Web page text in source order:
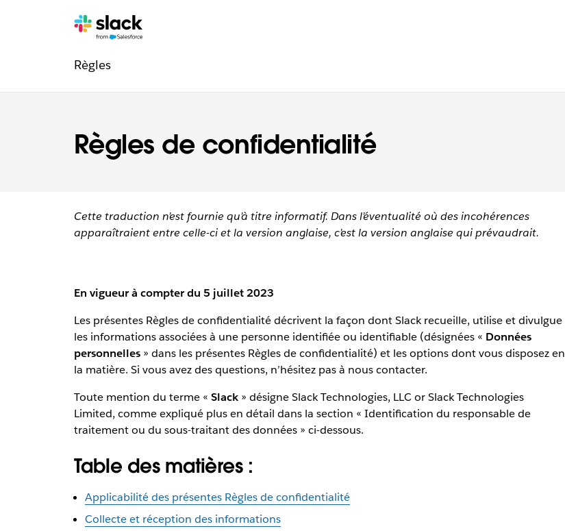
Règles de confidentialité
Pages
Règlessupplémentaires
Cette traduction n’est fournie qu’à titre informatif. Dans l’éventualité où des incohérences
apparaîtraient entre celle-ci et la version anglaise, c’est la version anglaise qui prévaudrait.
En vigueur à compter du 5 juillet 2023
Les présentes Règles de confidentialité décrivent la façon dont Slack recueille, utilise et divulgue
les informations associées à une personne identifiée ou identifiable (désignées « Données
personnelles» dans les présentes Règles de confidentialité) et les options dont vous disposez en
la matière. Si vous avez des questions, n’hésitez pas à nous contacter.
Toute mention du terme « Slack» désigne Slack Technologies, LLC or Slack Technologies
Limited, comme expliqué plus en détail dans la section « Identification du responsable de
traitement ou du sous-traitant des données » ci-dessous.
Table des matières :
Applicabilité des présentes Règles de confidentialité
Collecte et réception des informations